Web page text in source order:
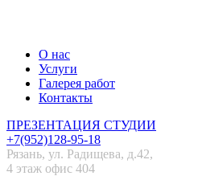
О нас
Услуги
Галерея работ
Контакты
ПРЕЗЕНТАЦИЯ СТУДИИ
+7(952)128-95-18
Рязань, ул. Радищева, д.42,
4 этаж офис 404